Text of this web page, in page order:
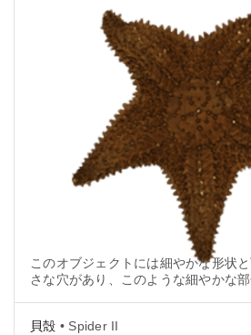
このオブジェクトには細やかな形状
さな穴があり、このような細やかな部
貝殻 • Spider II